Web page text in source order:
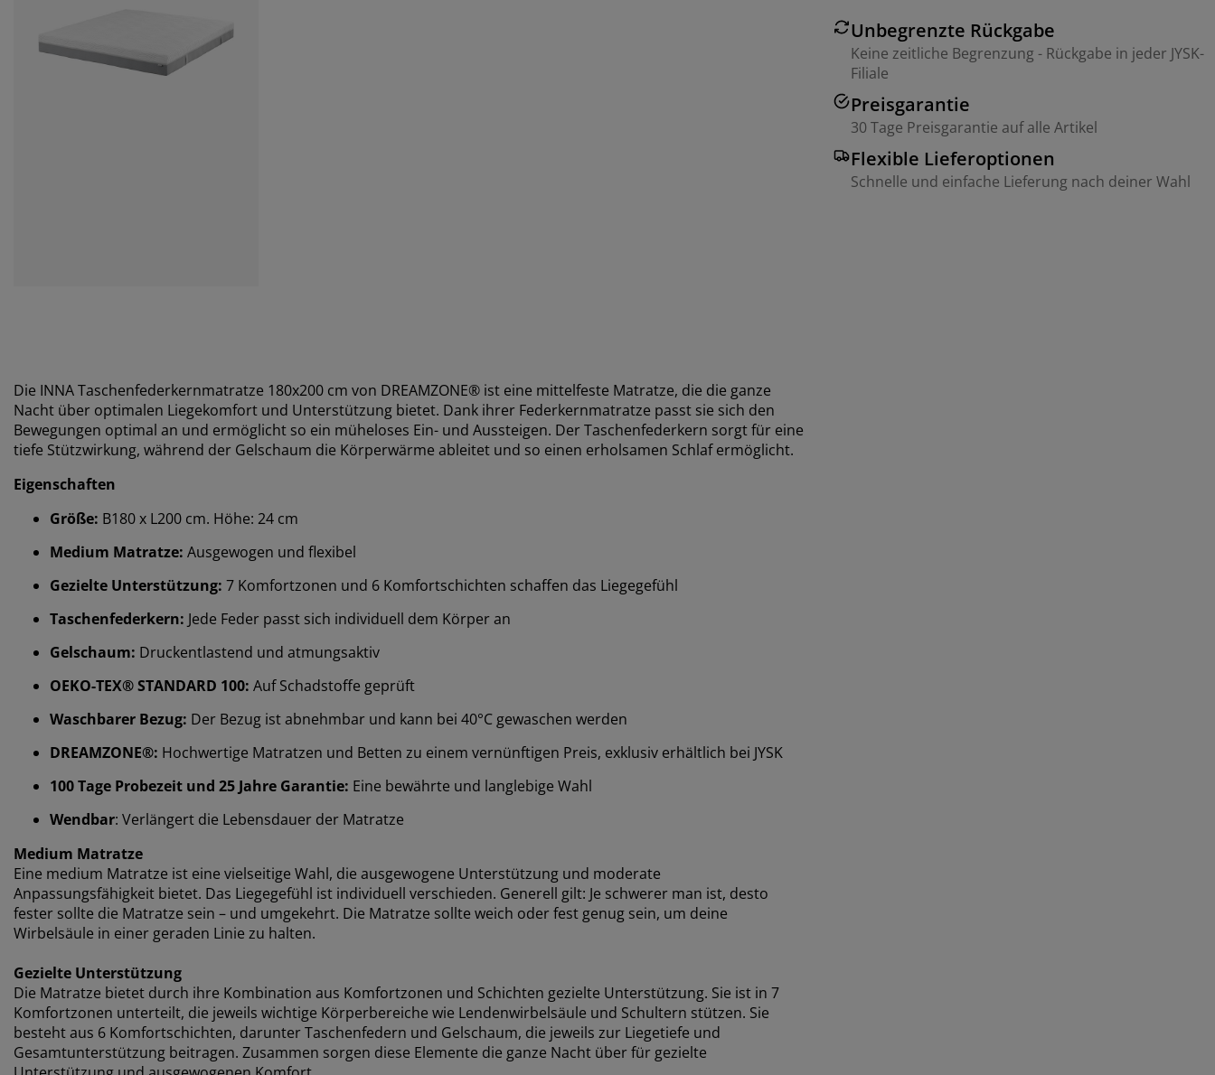
Unbegrenzte Rückgabe
Keine zeitliche Begrenzung - Rückgabe in jeder JYSK-
Filiale
Preisgarantie
30 Tage Preisgarantie auf alle Artikel
Flexible Lieferoptionen
Schnelle und einfache Lieferung nach deiner Wahl
Die INNA Taschenfederkernmatratze 180x200 cm von DREAMZONE® ist eine mittelfeste Matratze, die die ganze
Nacht über optimalen Liegekomfort und Unterstützung bietet. Dank ihrer Federkernmatratze passt sie sich den
Bewegungen optimal an und ermöglicht so ein müheloses Ein- und Aussteigen. Der Taschenfederkern sorgt für eine
tiefe Stützwirkung, während der Gelschaum die Körperwärme ableitet und so einen erholsamen Schlaf ermöglicht.
Eigenschaften
Größe: B180 x L200 cm. Höhe: 24 cm
Medium Matratze: Ausgewogen und flexibel
Gezielte Unterstützung: 7 Komfortzonen und 6 Komfortschichten schaffen das Liegegefühl
Taschenfederkern: Jede Feder passt sich individuell dem Körper an
Gelschaum: Druckentlastend und atmungsaktiv
OEKO-TEX® STANDARD 100: Auf Schadstoffe geprüft
Waschbarer Bezug: Der Bezug ist abnehmbar und kann bei 40°C gewaschen werden
DREAMZONE®: Hochwertige Matratzen und Betten zu einem vernünftigen Preis, exklusiv erhältlich bei JYSK
100 Tage Probezeit und 25 Jahre Garantie: Eine bewährte und langlebige Wahl
Wendbar: Verlängert die Lebensdauer der Matratze
Medium Matratze
Eine medium Matratze ist eine vielseitige Wahl, die ausgewogene Unterstützung und moderate
Anpassungsfähigkeit bietet. Das Liegegefühl ist individuell verschieden. Generell gilt: Je schwerer man ist, desto
fester sollte die Matratze sein – und umgekehrt. Die Matratze sollte weich oder fest genug sein, um deine
Wirbelsäule in einer geraden Linie zu halten.
Gezielte Unterstützung
Die Matratze bietet durch ihre Kombination aus Komfortzonen und Schichten gezielte Unterstützung. Sie ist in 7
Komfortzonen unterteilt, die jeweils wichtige Körperbereiche wie Lendenwirbelsäule und Schultern stützen. Sie
besteht aus 6 Komfortschichten, darunter Taschenfedern und Gelschaum, die jeweils zur Liegetiefe und
Gesamtunterstützung beitragen. Zusammen sorgen diese Elemente die ganze Nacht über für gezielte